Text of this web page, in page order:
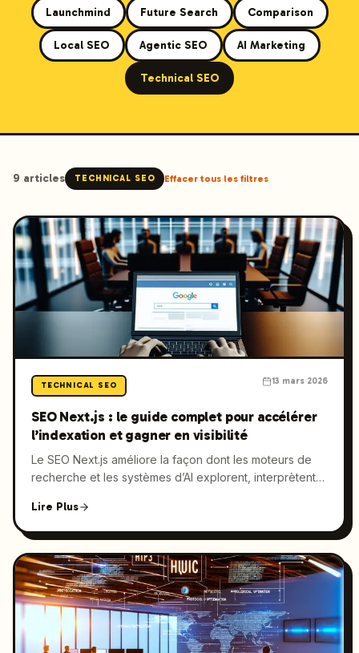
Launchmind Future Search Comparison
Local SEO Agentic SEO AI Marketing
Technical SEO
9 articles TECHNICAL SEO Effacer tous les filtres
TECHNICAL SEO 13 mars 2026
SEO Next.js : le guide complet pour accélérer
l’indexation et gagner en visibilité
Le SEO Next.js améliore la façon dont les moteurs de
recherche et les systèmes d’AI explorent, interprètent
détaille les bonnes pratiques pour optimiser le rendu
côté serveur, les métadonnées, le balisage schema, les
marketing à transformer les performances de Next.js en
croissance organique mesurable.
Lire Plus